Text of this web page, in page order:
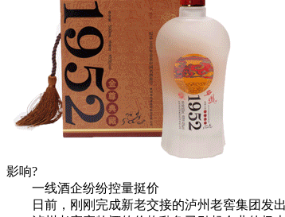
众
影响?
一线酒企纷纷控量挺价
日前，刚刚完成新老交接的泸州老窖集团发出